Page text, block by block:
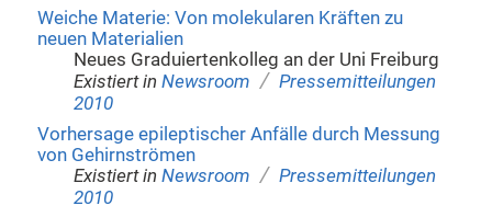
Weiche Materie: Von molekularen Kräften zu
neuen Materialien
Neues Graduiertenkolleg an der Uni Freiburg
Existiert in Newsroom / Pressemitteilungen
2010
Vorhersage epileptischer Anfälle durch Messung
von Gehirnströmen
Existiert in Newsroom / Pressemitteilungen
2010